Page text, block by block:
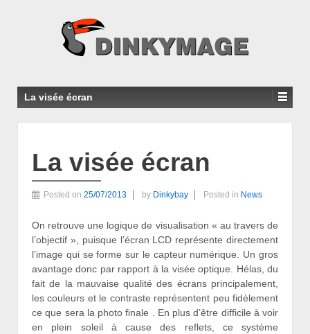
La visée écran
La visée écran
Posted on 25/07/2013 by Dinkybay Posted in News
On retrouve une logique de visualisation « au travers de
l’objectif », puisque l’écran LCD représente directement
l’image qui se forme sur le capteur numérique. Un gros
avantage donc par rapport à la visée optique. Hélas, du
fait de la mauvaise qualité des écrans principalement,
les couleurs et le contraste représentent peu fidèlement
ce que sera la photo finale . En plus d’être difficile à voir
en plein soleil à cause des reflets, ce système